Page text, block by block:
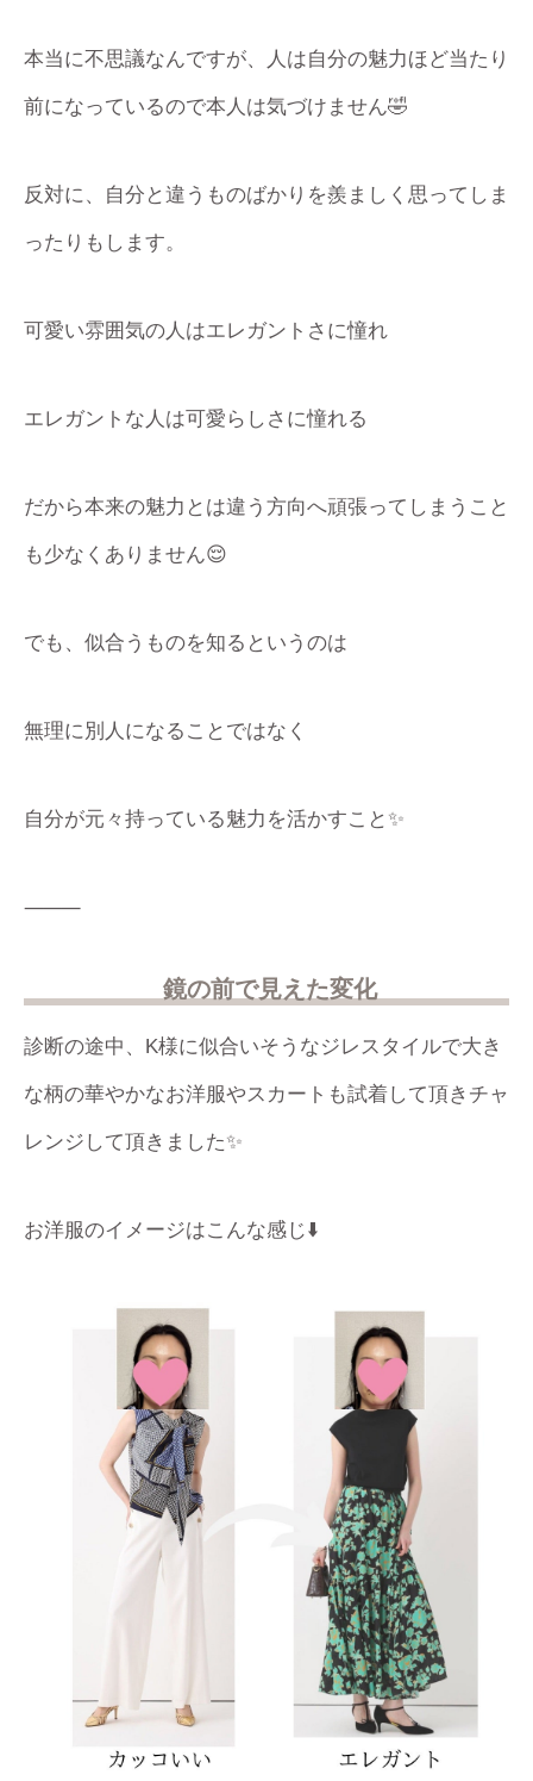
本当に不思議なんですが、人は自分の魅力ほど当たり
前になっているので本人は気づけません🤣
反対に、自分と違うものばかりを羨ましく思ってしま
ったりもします。
可愛い雰囲気の人はエレガントさに憧れ
エレガントな人は可愛らしさに憧れる
だから本来の魅力とは違う方向へ頑張ってしまうこと
も少なくありません😌
でも、似合うものを知るというのは
無理に別人になることではなく
自分が元々持っている魅力を活かすこと✨
⸻
鏡の前で見えた変化
診断の途中、K様に似合いそうなジレスタイルで大き
な柄の華やかなお洋服やスカートも試着して頂きチャ
レンジして頂きました✨
お洋服のイメージはこんな感じ⬇️